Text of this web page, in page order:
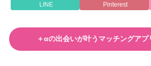
LINE Pinterest
＋αの出会いが叶うマッチングアプ